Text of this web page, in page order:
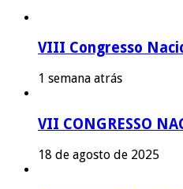
VIII Congresso
1 semana atrás
VII CONGRESSO
18 de agosto de 2025